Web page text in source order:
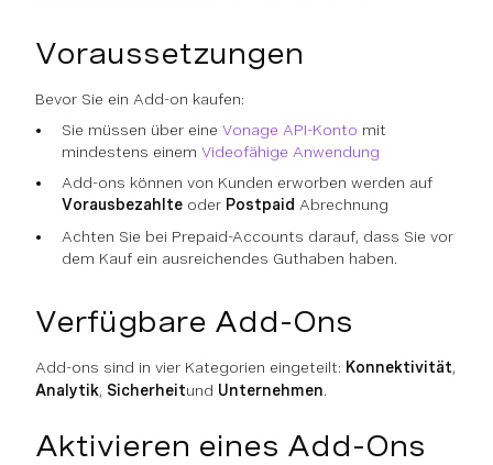
Voraussetzungen
Bevor Sie ein Add-on kaufen:
Sie müssen über eine Vonage API-Konto mit
mindestens einem Videofähige Anwendung
Add-ons können von Kunden erworben werden auf
Vorausbezahlte oder Postpaid Abrechnung
Achten Sie bei Prepaid-Accounts darauf, dass Sie vor
dem Kauf ein ausreichendes Guthaben haben.
Verfügbare Add-Ons
Add-ons sind in vier Kategorien eingeteilt: Konnektivität,
Analytik, Sicherheitund Unternehmen.
Aktivieren eines Add-Ons